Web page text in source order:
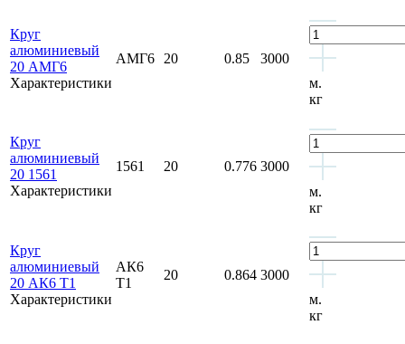
Круг
алюминиевый
20 АМГ6
Характеристики
АМГ6 20 0.85
3000
м.
кг
Круг
алюминиевый
20 1561
Характеристики
1561 20 0.776 3000
м.
кг
Круг
алюминиевый
20 АК6 Т1
Характеристики
АК6
Т1
20 0.864 3000
м.
кг